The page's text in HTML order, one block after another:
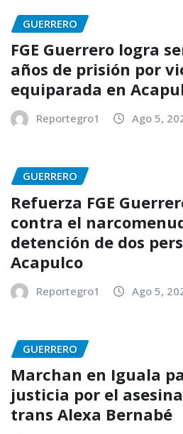
GUERRERO
FGE Guerrero logra
años de prisión por
equiparada en
Reportegro1 Ago 5,
GUERRERO
Refuerza FGE
contra el
detención de dos
Acapulco
Reportegro1 Ago 5,
GUERRERO
Marchan en Iguala
justicia por el
trans Alexa Bernabé